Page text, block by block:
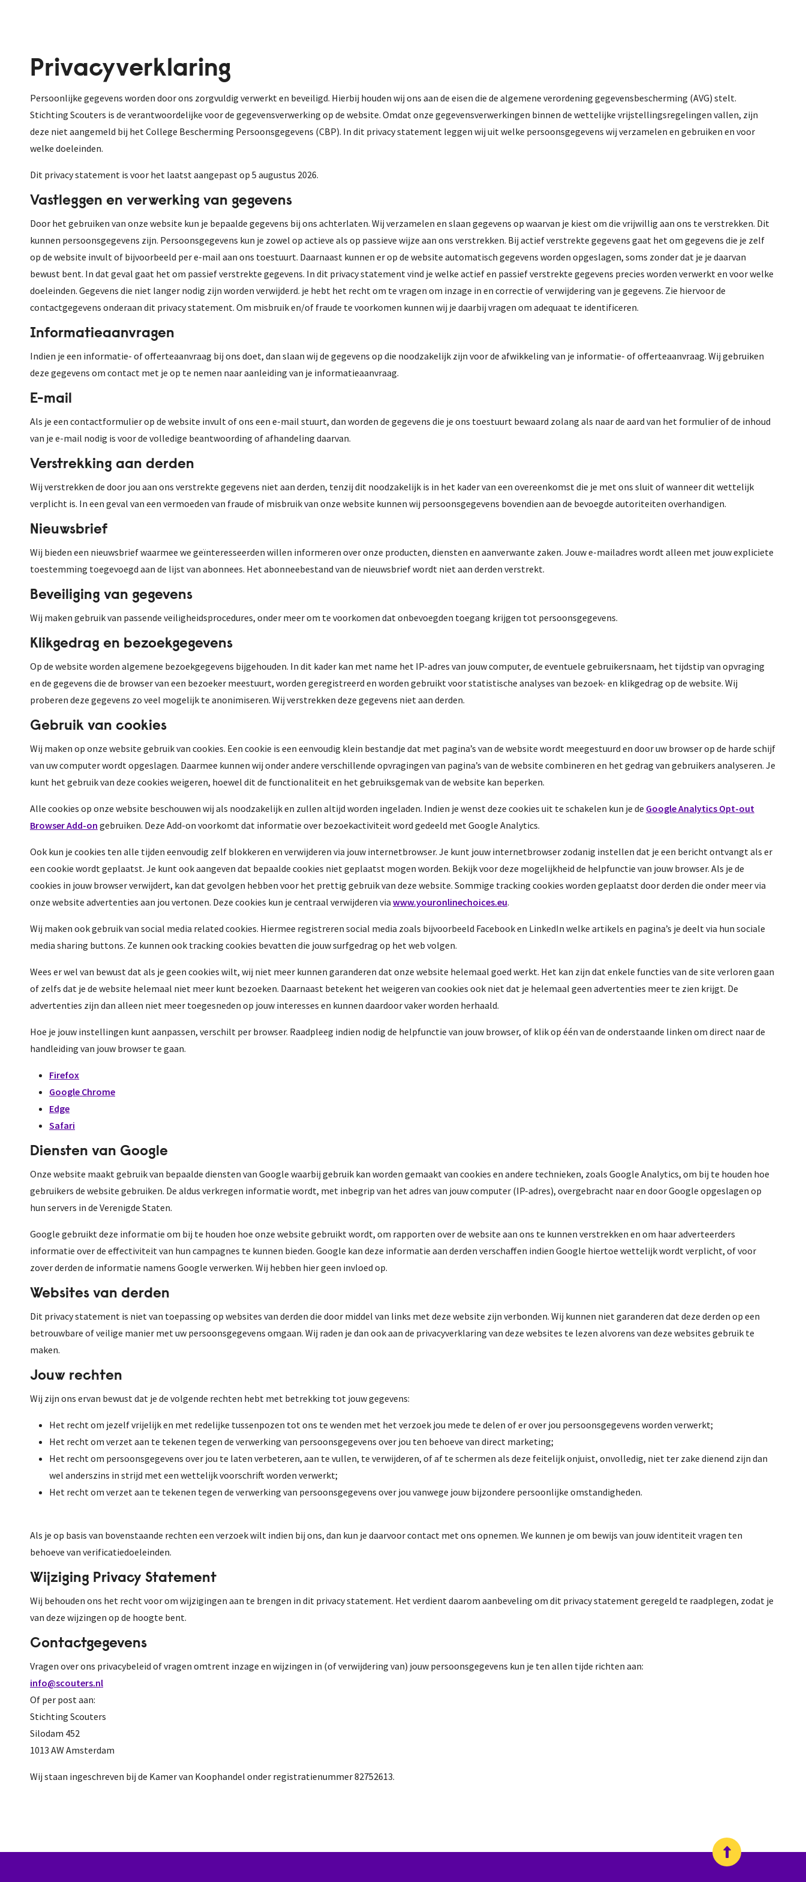
Privacyverklaring
Persoonlijke gegevens worden door ons zorgvuldig verwerkt en beveiligd. Hierbij houden wij ons aan de eisen die de algemene verordening gegevensbescherming (AVG) stelt.
Stichting Scouters is de verantwoordelijke voor de gegevensverwerking op de website. Omdat onze gegevensverwerkingen binnen de wettelijke vrijstellingsregelingen vallen, zijn
deze niet aangemeld bij het College Bescherming Persoonsgegevens (CBP). In dit privacy statement leggen wij uit welke persoonsgegevens wij verzamelen en gebruiken en voor
welke doeleinden.
Dit privacy statement is voor het laatst aangepast op 5 augustus 2026.
Vastleggen en verwerking van gegevens
Door het gebruiken van onze website kun je bepaalde gegevens bij ons achterlaten. Wij verzamelen en slaan gegevens op waarvan je kiest om die vrijwillig aan ons te verstrekken. Dit
kunnen persoonsgegevens zijn. Persoonsgegevens kun je zowel op actieve als op passieve wijze aan ons verstrekken. Bij actief verstrekte gegevens gaat het om gegevens die je zelf
op de website invult of bijvoorbeeld per e-mail aan ons toestuurt. Daarnaast kunnen er op de website automatisch gegevens worden opgeslagen, soms zonder dat je je daarvan
bewust bent. In dat geval gaat het om passief verstrekte gegevens. In dit privacy statement vind je welke actief en passief verstrekte gegevens precies worden verwerkt en voor welke
doeleinden. Gegevens die niet langer nodig zijn worden verwijderd. je hebt het recht om te vragen om inzage in en correctie of verwijdering van je gegevens. Zie hiervoor de
contactgegevens onderaan dit privacy statement. Om misbruik en/of fraude te voorkomen kunnen wij je daarbij vragen om adequaat te identificeren.
Informatieaanvragen
Indien je een informatie- of offerteaanvraag bij ons doet, dan slaan wij de gegevens op die noodzakelijk zijn voor de afwikkeling van je informatie- of offerteaanvraag. Wij gebruiken
deze gegevens om contact met je op te nemen naar aanleiding van je informatieaanvraag.
E-mail
Als je een contactformulier op de website invult of ons een e-mail stuurt, dan worden de gegevens die je ons toestuurt bewaard zolang als naar de aard van het formulier of de inhoud
van je e-mail nodig is voor de volledige beantwoording of afhandeling daarvan.
Verstrekking aan derden
Wij verstrekken de door jou aan ons verstrekte gegevens niet aan derden, tenzij dit noodzakelijk is in het kader van een overeenkomst die je met ons sluit of wanneer dit wettelijk
verplicht is. In een geval van een vermoeden van fraude of misbruik van onze website kunnen wij persoonsgegevens bovendien aan de bevoegde autoriteiten overhandigen.
Nieuwsbrief
Wij bieden een nieuwsbrief waarmee we geïnteresseerden willen informeren over onze producten, diensten en aanverwante zaken. Jouw e-mailadres wordt alleen met jouw expliciete
toestemming toegevoegd aan de lijst van abonnees. Het abonneebestand van de nieuwsbrief wordt niet aan derden verstrekt.
Beveiliging van gegevens
Wij maken gebruik van passende veiligheidsprocedures, onder meer om te voorkomen dat onbevoegden toegang krijgen tot persoonsgegevens.
Klikgedrag en bezoekgegevens
Op de website worden algemene bezoekgegevens bijgehouden. In dit kader kan met name het IP-adres van jouw computer, de eventuele gebruikersnaam, het tijdstip van opvraging
en de gegevens die de browser van een bezoeker meestuurt, worden geregistreerd en worden gebruikt voor statistische analyses van bezoek- en klikgedrag op de website. Wij
proberen deze gegevens zo veel mogelijk te anonimiseren. Wij verstrekken deze gegevens niet aan derden.
Gebruik van cookies
Wij maken op onze website gebruik van cookies. Een cookie is een eenvoudig klein bestandje dat met pagina’s van de website wordt meegestuurd en door uw browser op de harde schijf
van uw computer wordt opgeslagen. Daarmee kunnen wij onder andere verschillende opvragingen van pagina’s van de website combineren en het gedrag van gebruikers analyseren. Je
kunt het gebruik van deze cookies weigeren, hoewel dit de functionaliteit en het gebruiksgemak van de website kan beperken.
Alle cookies op onze website beschouwen wij als noodzakelijk en zullen altijd worden ingeladen. Indien je wenst deze cookies uit te schakelen kun je de Google Analytics Opt-out
Browser Add-on gebruiken. Deze Add-on voorkomt dat informatie over bezoekactiviteit word gedeeld met Google Analytics.
Ook kun je cookies ten alle tijden eenvoudig zelf blokkeren en verwijderen via jouw internetbrowser. Je kunt jouw internetbrowser zodanig instellen dat je een bericht ontvangt als er
een cookie wordt geplaatst. Je kunt ook aangeven dat bepaalde cookies niet geplaatst mogen worden. Bekijk voor deze mogelijkheid de helpfunctie van jouw browser. Als je de
cookies in jouw browser verwijdert, kan dat gevolgen hebben voor het prettig gebruik van deze website. Sommige tracking cookies worden geplaatst door derden die onder meer via
onze website advertenties aan jou vertonen. Deze cookies kun je centraal verwijderen via www.youronlinechoices.eu.
Wij maken ook gebruik van social media related cookies. Hiermee registreren social media zoals bijvoorbeeld Facebook en LinkedIn welke artikels en pagina’s je deelt via hun sociale
media sharing buttons. Ze kunnen ook tracking cookies bevatten die jouw surfgedrag op het web volgen.
Wees er wel van bewust dat als je geen cookies wilt, wij niet meer kunnen garanderen dat onze website helemaal goed werkt. Het kan zijn dat enkele functies van de site verloren gaan
of zelfs dat je de website helemaal niet meer kunt bezoeken. Daarnaast betekent het weigeren van cookies ook niet dat je helemaal geen advertenties meer te zien krijgt. De
advertenties zijn dan alleen niet meer toegesneden op jouw interesses en kunnen daardoor vaker worden herhaald.
Hoe je jouw instellingen kunt aanpassen, verschilt per browser. Raadpleeg indien nodig de helpfunctie van jouw browser, of klik op één van de onderstaande linken om direct naar de
handleiding van jouw browser te gaan.
Firefox
Google Chrome
Edge
Safari
Diensten van Google
Onze website maakt gebruik van bepaalde diensten van Google waarbij gebruik kan worden gemaakt van cookies en andere technieken, zoals Google Analytics, om bij te houden hoe
gebruikers de website gebruiken. De aldus verkregen informatie wordt, met inbegrip van het adres van jouw computer (IP-adres), overgebracht naar en door Google opgeslagen op
hun servers in de Verenigde Staten.
Google gebruikt deze informatie om bij te houden hoe onze website gebruikt wordt, om rapporten over de website aan ons te kunnen verstrekken en om haar adverteerders
informatie over de effectiviteit van hun campagnes te kunnen bieden. Google kan deze informatie aan derden verschaffen indien Google hiertoe wettelijk wordt verplicht, of voor
zover derden de informatie namens Google verwerken. Wij hebben hier geen invloed op.
Websites van derden
Dit privacy statement is niet van toepassing op websites van derden die door middel van links met deze website zijn verbonden. Wij kunnen niet garanderen dat deze derden op een
betrouwbare of veilige manier met uw persoonsgegevens omgaan. Wij raden je dan ook aan de privacyverklaring van deze websites te lezen alvorens van deze websites gebruik te
maken.
Jouw rechten
Wij zijn ons ervan bewust dat je de volgende rechten hebt met betrekking tot jouw gegevens:
Het recht om jezelf vrijelijk en met redelijke tussenpozen tot ons te wenden met het verzoek jou mede te delen of er over jou persoonsgegevens worden verwerkt;
Het recht om verzet aan te tekenen tegen de verwerking van persoonsgegevens over jou ten behoeve van direct marketing;
Het recht om persoonsgegevens over jou te laten verbeteren, aan te vullen, te verwijderen, of af te schermen als deze feitelijk onjuist, onvolledig, niet ter zake dienend zijn dan
wel anderszins in strijd met een wettelijk voorschrift worden verwerkt;
Het recht om verzet aan te tekenen tegen de verwerking van persoonsgegevens over jou vanwege jouw bijzondere persoonlijke omstandigheden.
Als je op basis van bovenstaande rechten een verzoek wilt indien bij ons, dan kun je daarvoor contact met ons opnemen. We kunnen je om bewijs van jouw identiteit vragen ten
behoeve van verificatiedoeleinden.
Wijziging Privacy Statement
Wij behouden ons het recht voor om wijzigingen aan te brengen in dit privacy statement. Het verdient daarom aanbeveling om dit privacy statement geregeld te raadplegen, zodat je
van deze wijzingen op de hoogte bent.
Contactgegevens
Vragen over ons privacybeleid of vragen omtrent inzage en wijzingen in (of verwijdering van) jouw persoonsgegevens kun je ten allen tijde richten aan:
info@scouters.nl
Of per post aan:
Stichting Scouters
Silodam 452
1013 AW Amsterdam
Wij staan ingeschreven bij de Kamer van Koophandel onder registratienummer 82752613.